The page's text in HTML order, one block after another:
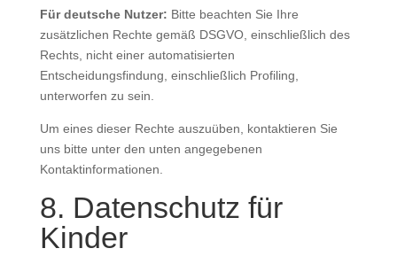
Für deutsche Nutzer: Bitte beachten Sie Ihre
zusätzlichen Rechte gemäß DSGVO, einschließlich des
Rechts, nicht einer automatisierten
Entscheidungsfindung, einschließlich Profiling,
unterworfen zu sein.
Um eines dieser Rechte auszuüben, kontaktieren Sie
uns bitte unter den unten angegebenen
Kontaktinformationen.
8. Datenschutz für
Kinder